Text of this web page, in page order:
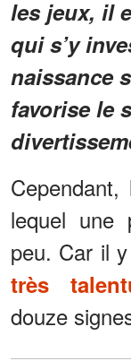
les jeux, il
qui s’y
naissance
favorise le
lequel une
peu. Car il
très
douze